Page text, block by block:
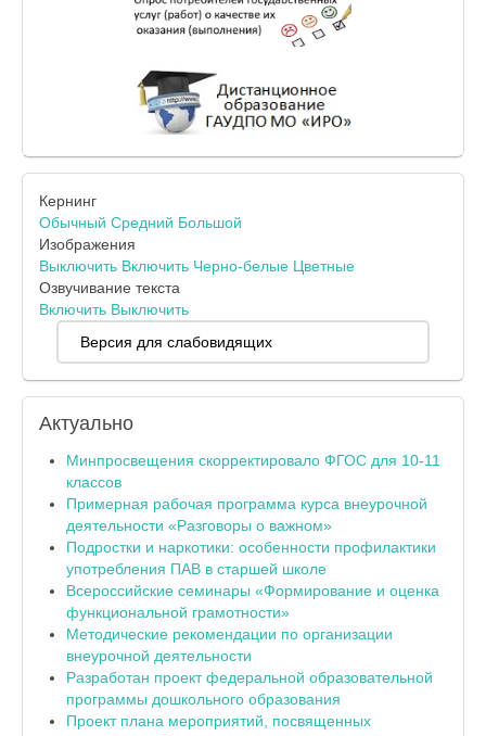
Кернинг
Обычный Средний Большой
Изображения
Выключить Включить Черно-белые Цветные
Озвучивание текста
Включить Выключить
Версия для слабовидящих
Актуально
Минпросвещения скорректировало ФГОС для 10-11
классов
Примерная рабочая программа курса внеурочной
деятельности «Разговоры о важном»
Подростки и наркотики: особенности профилактики
употребления ПАВ в старшей школе
Всероссийские семинары «Формирование и оценка
функциональной грамотности»
Методические рекомендации по организации
внеурочной деятельности
Разработан проект федеральной образовательной
программы дошкольного образования
Проект плана мероприятий, посвященных